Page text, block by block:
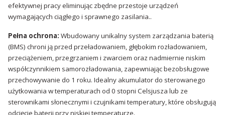
efektywnej pracy eliminując zbędne przestoje urządzeń
wymagających ciągłego i sprawnego zasilania..
Pełna ochrona: Wbudowany unikalny system zarządzania baterią
(BMS) chroni ją przed przeładowaniem, głębokim rozładowaniem,
przeciążeniem, przegrzaniem i zwarciem oraz nadmiernie niskim
współczynnikiem samorozładowania, zapewniając bezobsługowe
przechowywanie do 1 roku. Idealny akumulator do sterowanego
użytkowania w temperaturach od 0 stopni Celsjusza lub ze
sterownikami słonecznymi i czujnikami temperatury, które obsługują
odcięcie baterii przy niskiej temperaturze.